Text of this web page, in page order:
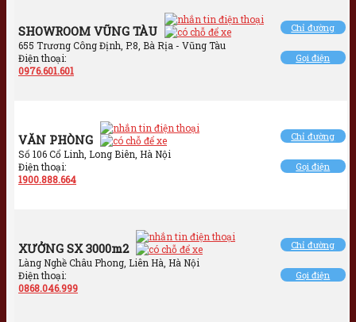
SHOWROOM VŨNG TÀU
655 Trương Công Định, P.8, Bà Rịa - Vũng Tàu
Điện thoại:
0976.601.601
Chỉ đường
Gọi điện
VĂN PHÒNG
Số 106 Cổ Linh, Long Biên, Hà Nội
Điện thoại:
1900.888.664
Chỉ đường
Gọi điện
XƯỞNG SX 3000m2
Làng Nghề Châu Phong, Liên Hà, Hà Nội
Điện thoại:
0868.046.999
Chỉ đường
Gọi điện